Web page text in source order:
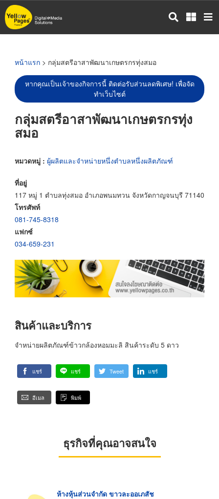
ข้าม
ไป
หน้าแรก > กลุ่มสตรีอาสาพัฒนาเกษตรกรทุ่งสมอ
หากคุณเป็นเจ้าของกิจการนี้ ติดต่อรับส่วนลดพิเศษ! เพื่อจัด
ทำเว็บไซต์
กลุ่มสตรีอาสาพัฒนาเกษตรกรทุ่ง
สมอ
หมวดหมู่ : ผู้ผลิตและจำหน่ายหนึ่งตำบลหนึ่งผลิตภัณฑ์
ที่อยู่
117 หมู่ 1 ตำบลทุ่งสมอ อำเภอพนมทวน จังหวัดกาญจนบุรี 71140
โทรศัพท์
081-745-8318
แฟกซ์
034-659-231
สินค้าและบริการ
จำหน่ายผลิตภัณฑ์ข้าวกล้องหอมมะลิ สินค้าระดับ 5 ดาว
แชร์ แชร์ Tweet แชร์
อีเมล พิมพ์
ธุรกิจที่คุณอาจสนใจ
ห้างหุ้นส่วนจำกัด ขาวละออเภสัช